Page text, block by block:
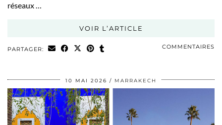
réseaux …
VOIR L’ARTICLE
PARTAGER: COMMENTAIRES
10 MAI 2026 MARRAKECH